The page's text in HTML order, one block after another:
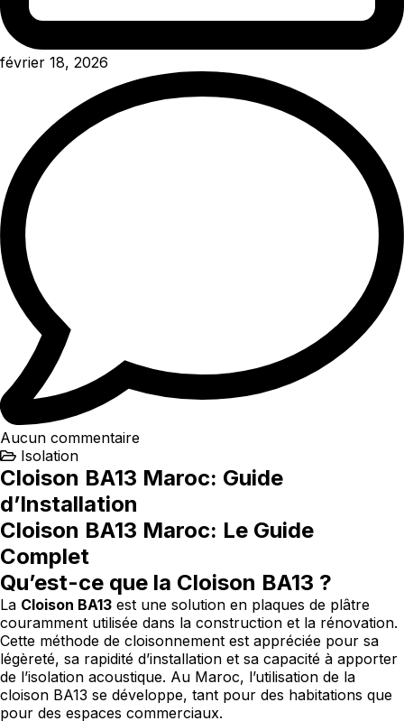
février 18, 2026
Aucun commentaire
Isolation
Cloison BA13 Maroc: Guide
d’Installation
Cloison BA13 Maroc: Le Guide
Complet
Qu’est-ce que la Cloison BA13 ?
La Cloison BA13 est une solution en plaques de plâtre
couramment utilisée dans la construction et la rénovation.
Cette méthode de cloisonnement est appréciée pour sa
légèreté, sa rapidité d’installation et sa capacité à apporter
de l’isolation acoustique. Au Maroc, l’utilisation de la
cloison BA13 se développe, tant pour des habitations que
pour des espaces commerciaux.